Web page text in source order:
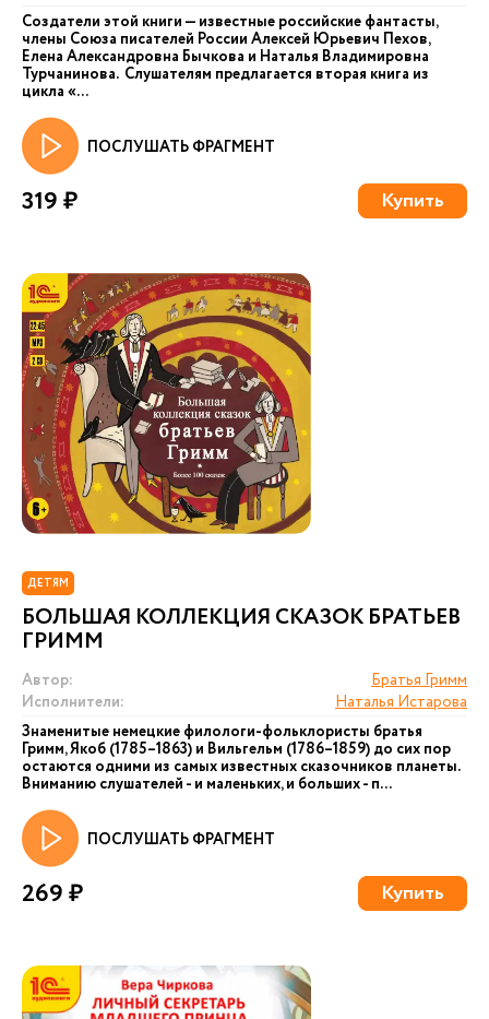
Создатели этой книги — известные российские фантасты,
члены Союза писателей России Алексей Юрьевич Пехов,
Елена Александровна Бычкова и Наталья Владимировна
Турчанинова. Слушателям предлагается вторая книга из
цикла «...
ПОСЛУШАТЬ ФРАГМЕНТ
319 ₽ Купить
ДЕТЯМ
БОЛЬШАЯ КОЛЛЕКЦИЯ СКАЗОК БРАТЬЕВ
ГРИММ
Автор:
Братья Гримм
Исполнители:
Наталья Истарова
Знаменитые немецкие филологи-фольклористы братья
Гримм, Якоб (1785–1863) и Вильгельм (1786–1859) до сих пор
остаются одними из самых известных сказочников планеты.
Вниманию слушателей - и маленьких, и больших - п...
ПОСЛУШАТЬ ФРАГМЕНТ
269 ₽ Купить